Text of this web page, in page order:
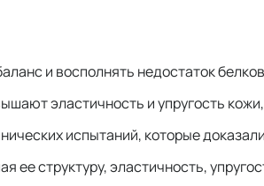
и восполнять недостаток
эластичность и упругость
испытаний, которые
ее структуру, эластичность,